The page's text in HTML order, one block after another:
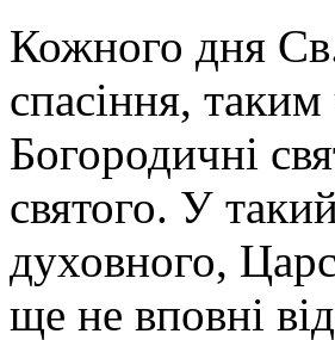
Кожного дня Св.
спасіння,
Богородичні
святого. У
духовного,
ще не вповні